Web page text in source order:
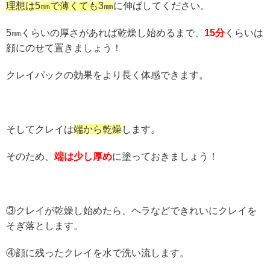
理想は5㎜で薄くても3㎜に伸ばしてください。
5㎜くらいの厚さがあれば乾燥し始めるまで、 15分くらいは
顔にのせて置きましょう！
クレイパックの効果をより長く体感できます。
そしてクレイは端から乾燥 します。
そのため、 端は少し厚めに塗っておきましょう！
③クレイが乾燥し始めたら、ヘラなどできれいにクレイを
そぎ落とします。
④顔に残ったクレイを水で洗い流します。